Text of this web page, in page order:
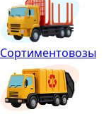
Сортиментовозы